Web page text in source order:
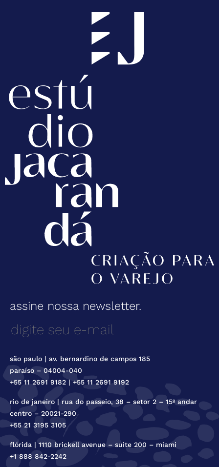
assine nossa newsletter.
são paulo | av. bernardino de campos 185
paraíso – 04004-040
+55 11 2691 9182 | +55 11 2691 9192
rio de janeiro | rua do passeio, 38 – setor 2 – 15º andar
centro – 20021-290
+55 21 3195 3105
flórida | 1110 brickell avenue – suite 200 – miami
+1 888 842-2242